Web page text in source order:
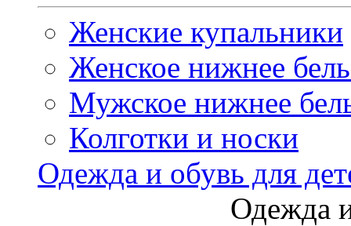
Женские купальники
Женское нижнее
Мужское нижнее
Колготки и носки
Одежда и обувь для
Одежда